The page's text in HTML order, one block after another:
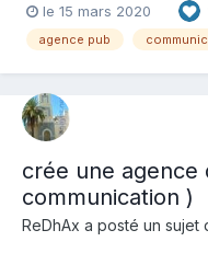
fidélité et une valeur pour
pure, le design doit être
le 15 mars 2020
agence pub
crée une agence
communication )
ReDhAx a posté un sujet